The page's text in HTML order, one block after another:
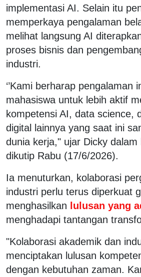
implementasi AI. Selain itu
memperkaya pengalaman
melihat langsung AI
proses bisnis dan
industri.
‘’Kami berharap pengalaman
mahasiswa untuk lebih aktif
kompetensi AI, data science,
digital lainnya yang saat ini
dunia kerja," ujar Dicky
dikutip Rabu (17/6/2026).
Ia menuturkan, kolaborasi
industri perlu terus diperkuat
menghasilkan lulusan yang
menghadapi tantangan
"Kolaborasi akademik dan
menciptakan lulusan
dengan kebutuhan zaman.